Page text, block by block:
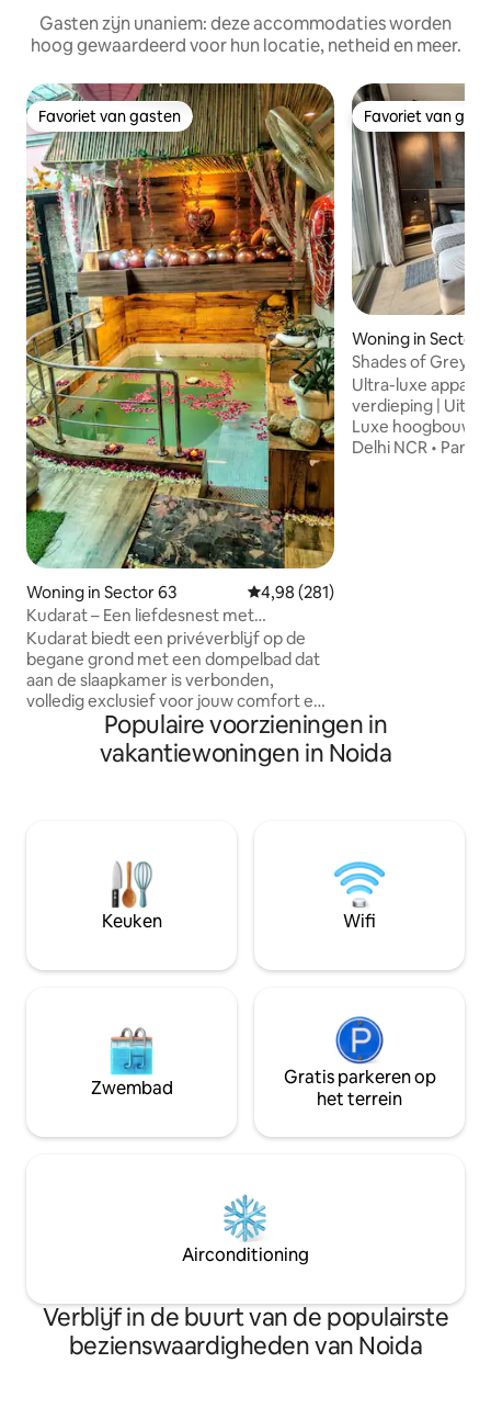
Gasten zijn unaniem: deze accommodaties worden
hoog gewaardeerd voor hun locatie, netheid en meer.
Favoriet van gasten
Favoriet van gasten
Woning in Sector 63 Gemiddelde beoordeling van
4,98 (281)
Kudarat – Een liefdesnest met
privézwembad
Kudarat biedt een privéverblijf op de
begane grond met een dompelbad dat
aan de slaapkamer is verbonden,
volledig exclusief voor jouw comfort en
privacy. Een bed van bamboe in hutstijl
boven het zwembad zorgt voor een
rustgevende, romantische sfeer, bijna
warm en intiem aanvoelt. Kudarat is
ontworpen met op de natuur
geïnspireerde elementen en biedt een
veilige, rustige, huiselijke sfeer —
vieringen 😇
Favoriet van
Favoriet van
Woning in Sector
Shades of Grey |
de 41e
rivier
Ultra-luxe
verdieping |
Luxe hoogbouw
Delhi NCR •
Populaire voorzieningen in
vakantiewoningen in Noida
Keuken Wifi
Zwembad
Gratis parkeren op
het terrein
Airconditioning
Verblijf in de buurt van de populairste
bezienswaardigheden van Noida